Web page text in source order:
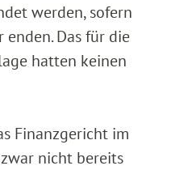
werden, sofern
Das für die
hatten keinen
Finanzgericht im
nicht bereits